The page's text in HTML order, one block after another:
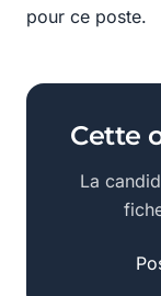
pour ce poste.
Cette
La